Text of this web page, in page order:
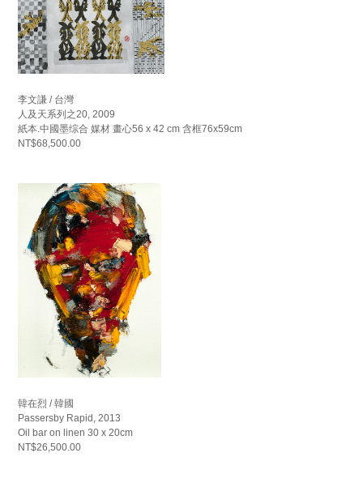
李文謙 / 台灣
人及天系列之20, 2009
紙本.中國墨综合 媒材 畫心56 x 42 cm 含框76x59cm
NT$68,500.00
韓在烈 / 韓國
Passersby Rapid, 2013
Oil bar on linen 30 x 20cm
NT$26,500.00